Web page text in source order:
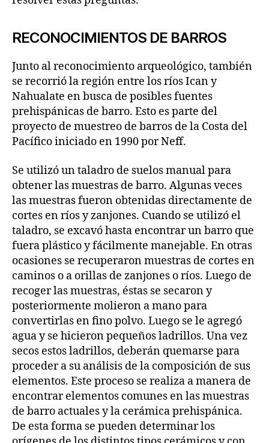
RECONOCIMIENTOS DE BARROS
Junto al reconocimiento arqueológico, también
se recorrió la región entre los ríos Ican y
Nahualate en busca de posibles fuentes
prehispánicas de barro. Esto es parte del
proyecto de muestreo de barros de la Costa del
Pacífico iniciado en 1990 por Neff.
Se utilizó un taladro de suelos manual para
obtener las muestras de barro. Algunas veces
las muestras fueron obtenidas directamente de
cortes en ríos y zanjones. Cuando se utilizó el
taladro, se excavó hasta encontrar un barro que
fuera plástico y fácilmente manejable. En otras
ocasiones se recuperaron muestras de cortes en
caminos o a orillas de zanjones o ríos. Luego de
recoger las muestras, éstas se secaron y
posteriormente molieron a mano para
convertirlas en fino polvo. Luego se le agregó
agua y se hicieron pequeños ladrillos. Una vez
secos estos ladrillos, deberán quemarse para
proceder a su análisis de la composición de sus
elementos. Este proceso se realiza a manera de
encontrar elementos comunes en las muestras
de barro actuales y la cerámica prehispánica.
De esta forma se pueden determinar los